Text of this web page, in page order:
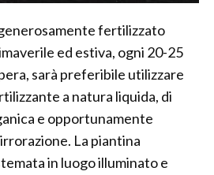
fertilizzato
ed estiva, ogni 20-25
sarà preferibile utilizzare
a natura liquida, di
e opportunamente
La piantina
in luogo illuminato e